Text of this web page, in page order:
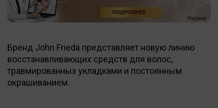
Бренд John Frieda представляет новую линию
восстанавливающих средств для волос,
травмированных укладками и постоянным
окрашиванием.